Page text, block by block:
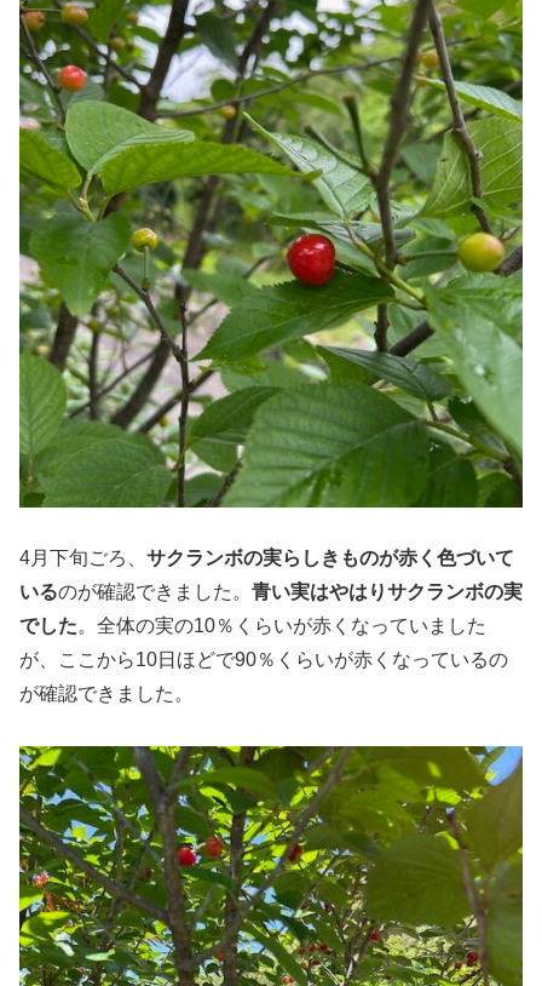
4月下旬ごろ、 サクランボの実らしき ものが赤く色づいて
いるのが確認できました。 青い実はやはりサクランボの実
でした。全体の実の10％くらいが赤くなっていました
が、ここから10日ほどで90％くらいが赤くなっているの
が確認できました。